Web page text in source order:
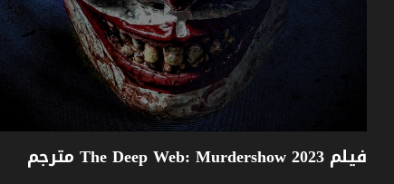
فيلم The Deep Web: Murdershow 2023 مترجم